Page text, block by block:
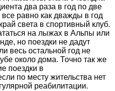
два раза в год по две
равно как дважды в год
света в спортивный клуб.
на лыжах в Альпы или
но поездки не дадут
весь остальной год не
около дома. Точно так же
поездки в
по месту жительства нет
реабилитации.